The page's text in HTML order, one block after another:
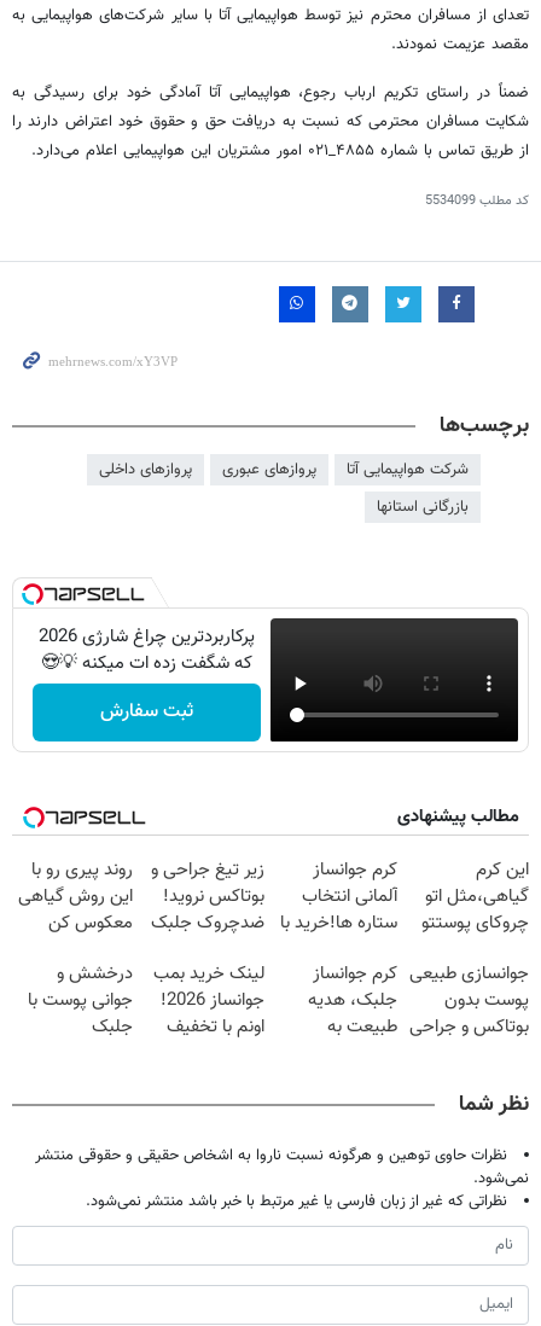
تعدای از مسافران محترم نیز توسط هواپیمایی آتا با سایر شرکت‌های هواپیمایی به
مقصد عزیمت نمودند.
ضمناً در راستای تکریم ارباب رجوع، هواپیمایی آتا آمادگی خود برای رسیدگی به
شکایت مسافران محترمی که نسبت به دریافت حق و حقوق خود اعتراض دارند را
از طریق تماس با شماره ۴۸۵۵_۰۲۱ امور مشتریان این هواپیمایی اعلام می‌دارد.
کد مطلب5534099
برچسب‌ها
شرکت هواپیمایی آتا پروازهای عبوری
پروازهای داخلی
بازرگانی استانها
پرکاربردترین چراغ شارژی 2026
که شگفت زده ات میکنه 💡😍
ثبت سفارش
مطالب پیشنهادی
این کرم
گیاهی،مثل اتو
چروکای پوستتو
میکنه!+تخفیف
ویژه
کرم جوانساز
آلمانی انتخاب
ستاره ها!خرید با
زیر تیغ جراحی و
بوتاکس نروید!
ضدچروک جلبک
روند پیری رو با
این روش گیاهی
معکوس کن
جوانسازی طبیعی
پوست بدون
بوتاکس و جراحی
کرم جوانساز
جلبک، هدیه
طبیعت به
لینک خرید بمب
جوانساز 2026!
اونم با تخفیف
درخشش و
جوانی پوست با
جلبک
تخفیف ویژه
نظر شما
نظرات حاوی توهین و هرگونه نسبت ناروا به اشخاص حقیقی و حقوقی منتشر
نمی‌شود.
نظراتی که غیر از زبان فارسی یا غیر مرتبط با خبر باشد منتشر نمی‌شود.